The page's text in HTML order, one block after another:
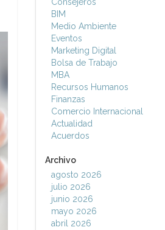
BIM
Medio Ambiente
Eventos
Marketing Digital
Bolsa de Trabajo
MBA
Recursos Humanos
Finanzas
Comercio Internacional
Actualidad
Acuerdos
Archivo
agosto 2026
julio 2026
junio 2026
mayo 2026
abril 2026